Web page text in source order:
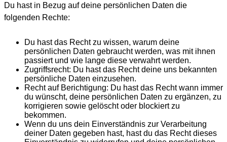
Du hast in Bezug auf deine persönlichen Daten die
folgenden Rechte:
Du hast das Recht zu wissen, warum deine
persönlichen Daten gebraucht werden, was mit ihnen
passiert und wie lange diese verwahrt werden.
Zugriffsrecht: Du hast das Recht deine uns bekannten
persönliche Daten einzusehen.
Recht auf Berichtigung: Du hast das Recht wann immer
du wünscht, deine persönlichen Daten zu ergänzen, zu
korrigieren sowie gelöscht oder blockiert zu
bekommen.
Wenn du uns dein Einverständnis zur Verarbeitung
deiner Daten gegeben hast, hast du das Recht dieses